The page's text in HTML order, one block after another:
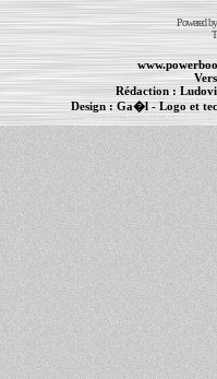
Powered
Rédaction :
Design :Ga�l- Logo et
Informations :